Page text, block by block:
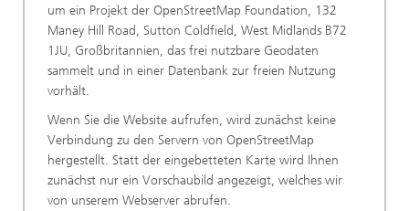
um ein Projekt der OpenStreetMap Foundation, 132
Maney Hill Road, Sutton Coldfield, West Midlands B72
1JU, Großbritannien, das frei nutzbare Geodaten
sammelt und in einer Datenbank zur freien Nutzung
vorhält.
Wenn Sie die Website aufrufen, wird zunächst keine
Verbindung zu den Servern von OpenStreetMap
hergestellt. Statt der eingebetteten Karte wird Ihnen
zunächst nur ein Vorschaubild angezeigt, welches wir
von unserem Webserver abrufen.